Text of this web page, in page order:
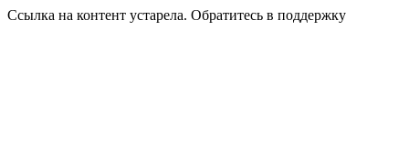
Ссылка на контент устарела. Обратитесь в поддержку